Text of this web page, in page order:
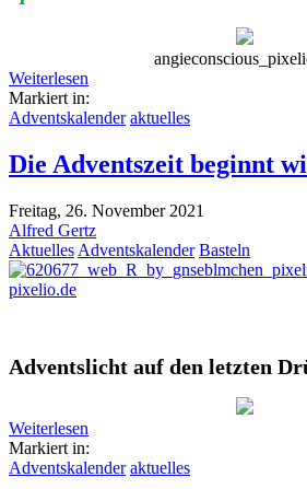
Weiterlesen
Markiert in:
Adventskalender aktuelles
Die Adventszeit beginnt
Freitag, 26. November 2021
Alfred Gertz
Aktuelles Adventskalender Basteln
pixelio.de
Adventslicht auf den letzten
Weiterlesen
Markiert in:
Adventskalender aktuelles